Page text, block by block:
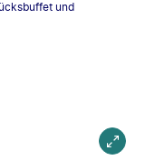
und